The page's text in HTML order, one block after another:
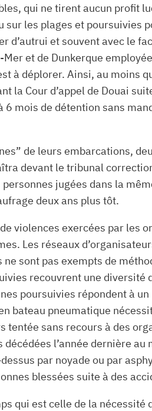
qui ne tirent aucun profit
les plages et poursuivies
et souvent avec le
et de Dunkerque
à déplorer. Ainsi, au moins
la Cour d’appel de Douai
mois de détention sans
de leurs embarcations,
devant le tribunal
jugées dans la
deux ans plus tôt.
violences exercées par les
Les réseaux
sont pas exempts de
recouvrent une diversité
poursuivies répondent à
bateau pneumatique
sans recours à des
l’année dernière
par noyade ou par
blessées suite à des
qui est celle de la